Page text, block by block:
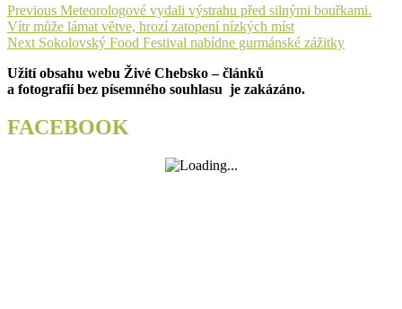
Navigace
pro
příspěvek
Previous Previous
post:
Meteorologové vydali výstrahu před silnými bouřkami.
Vítr může lámat větve, hrozí zatopení nízkých míst
Next Next
Sokolovský Food Festival nabídne gurmánské zážitky
Užití obsahu webu Živé Chebsko – článků
a fotografií bez písemného souhlasu je zakázáno.
FACEBOOK